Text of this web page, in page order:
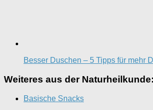
Besser Duschen – 5 Tipps für mehr
Weiteres aus der Naturheilkunde:
Basische Snacks